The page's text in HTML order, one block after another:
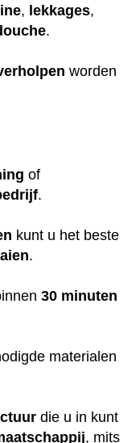
, lekkages,
.
worden
of
.
kunt u het beste
.
30 minuten
materialen
die u in kunt
, mits